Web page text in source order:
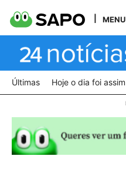
MENU
Últimas Hoje o dia foi assim